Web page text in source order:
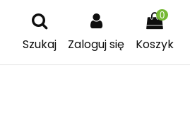
Szukaj
Zaloguj się
0
Koszyk